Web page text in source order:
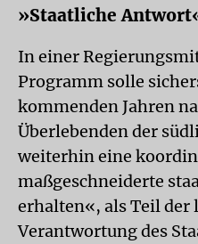
»Staatliche
In einer
Programm solle
kommenden Jahren
Überlebenden der
weiterhin eine
maßgeschneiderte
erhalten«, als Teil
Verantwortung des